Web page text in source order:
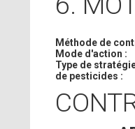
Méthode de
Mode d'action :
Type de
de pesticides :